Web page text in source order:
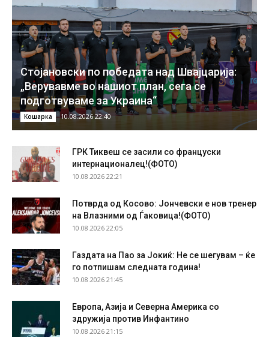
Стојановски по победата над Швајцарија:
„Верувавме во нашиот план, сега се
подготвуваме за Украина“
Кошарка 10.08.2026 22:40
ГРК Тиквеш се засили со француски
интернационалец!(ФОТО)
10.08.2026 22:21
Потврда од Косово: Јончевски е нов тренер
на Влазними од Ѓаковица!(ФОТО)
10.08.2026 22:05
Газдата на Пао за Јокиќ: Не се шегувам – ќе
го потпишам следната година!
10.08.2026 21:45
Европа, Азија и Северна Америка со
здружија против Инфантино
10.08.2026 21:15